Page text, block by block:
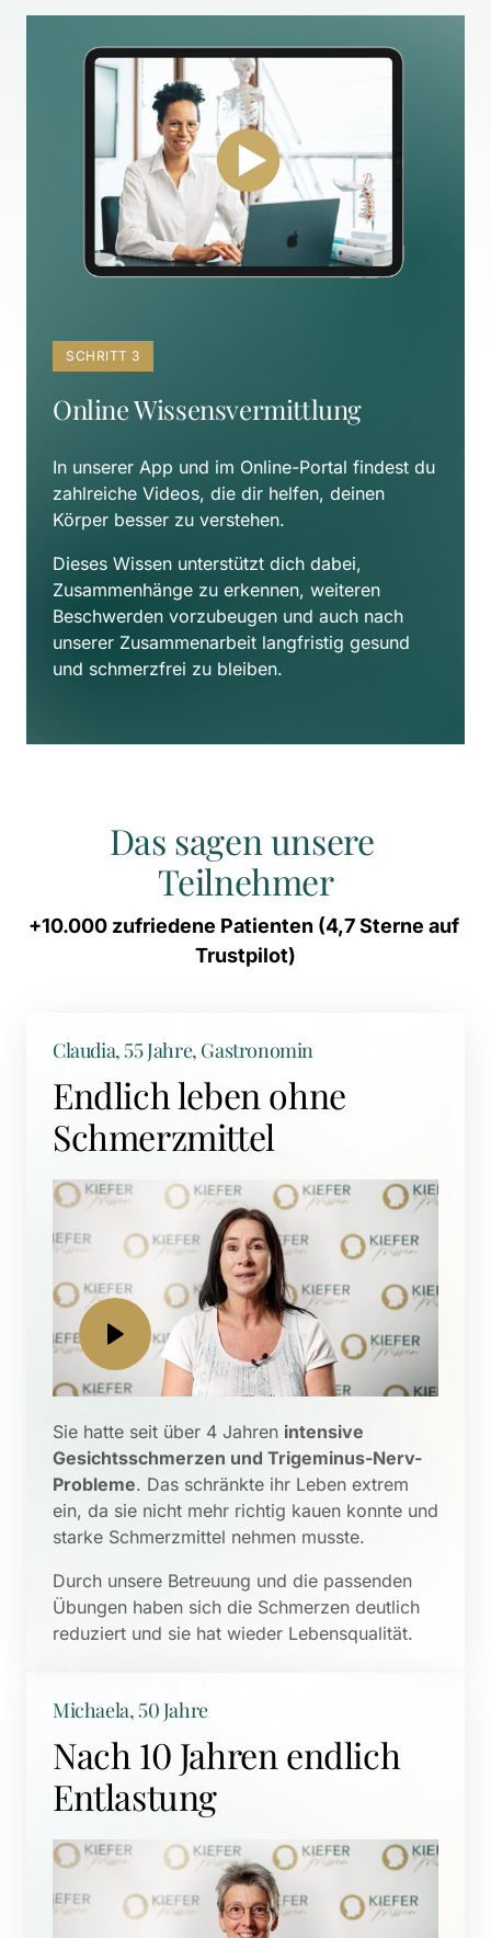
SCHRITT 3
Online Wissensvermittlung
In unserer App und im Online-Portal findest du
zahlreiche Videos, die dir helfen, deinen
Körper besser zu verstehen.
Dieses Wissen unterstützt dich dabei,
Zusammenhänge zu erkennen, weiteren
Beschwerden vorzubeugen und auch nach
unserer Zusammenarbeit langfristig gesund
und schmerzfrei zu bleiben.
Das sagen unsere
Teilnehmer
+10.000 zufriedene Patienten (4,7 Sterne
auf
Trustpilot)
Claudia, 55 Jahre, Gastronomin
Endlich leben ohne
Schmerzmittel
Sie hatte seit über 4 Jahren intensive
Gesichtsschmerzen und Trigeminus-Nerv-
Probleme. Das schränkte ihr Leben extrem
ein, da sie nicht mehr richtig kauen konnte und
starke Schmerzmittel nehmen musste.
Durch unsere Betreuung und die passenden
Übungen haben sich die Schmerzen deutlich
reduziert und sie hat wieder Lebensqualität.
Michaela, 50 Jahre
Nach 10 Jahren endlich
Entlastung